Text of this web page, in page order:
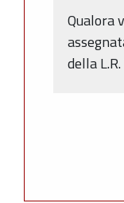
Qualora
della